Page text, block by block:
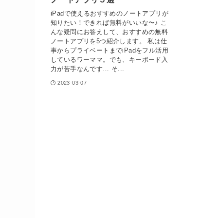
iPadで使えるおすすめのノートアプリが
知りたい！できれば無料がいいな〜♪ こ
んな疑問にお答えして、おすすめの無料
ノートアプリを5つ紹介します。 私は仕
事からプライベートまでiPadをフル活用
しているワーママ。でも、キーボード入
力が苦手なんです… そ...
2023-03-07